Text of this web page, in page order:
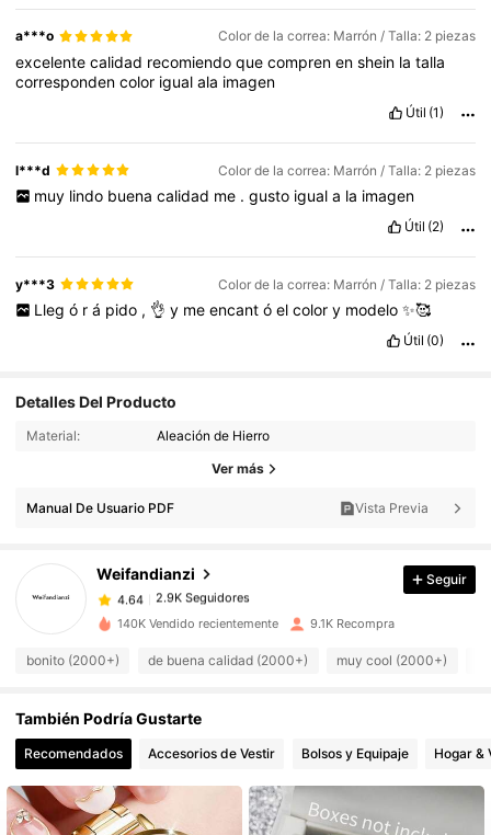
a***o Color de la correa: Marrón / Talla: 2 piezas
excelentecalidad recomiendoquecomprenenshein latalla
correspondencolor igualala imagen
Útil (1)
l***d Color de la correa: Marrón / Talla: 2 piezas
muy lindo buena calidad me . gusto igual a la imagen
Útil (2)
y***3 Color de la correa: Marrón / Talla: 2 piezas
Lleg ó r á pido , 👌 y me encant ó el color y modelo ✨🥰
Útil (0)
Detalles Del Producto
Material: Aleación de Hierro
Ver más
Manual De Usuario PDF Vista Previa
Weifandianzi
2.9K Seguidores
2.9K Seguidores
4.64 2.9K Seguidores
4.64
2.9K Seguidores
z***0 seguidoHace 10 horas
4.64
4.64 2.9K Seguidores
4.64 2.9K Seguidores
4.64 2.9K Seguidores
Seguir
140K Vendido recientemente 9.1K Recompra
bonito (2000+) de buena calidad (2000+) muy cool (2000+)
También Podría Gustarte
Recomendados Accesorios de Vestir Bolsos y Equipaje Hogar &